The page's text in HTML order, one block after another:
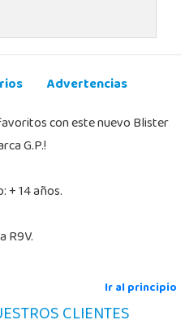
Advertencias
con este nuevo Blister
G.P.!
+ 14 años.
R9V.
Ir al principio
CLIENTES